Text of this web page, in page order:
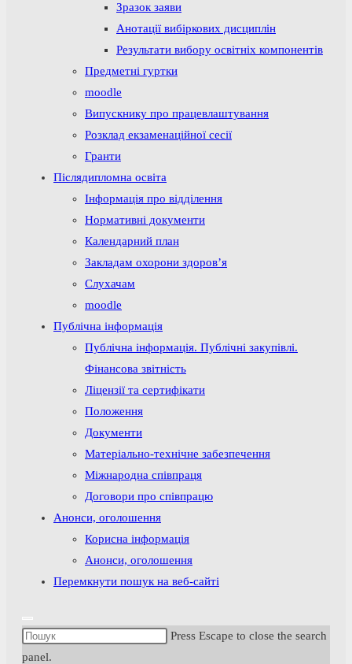
Зразок заяви
Анотації вибіркових дисциплін
Результати вибору освітніх компонентів
Предметні гуртки
moodle
Випускнику про працевлаштування
Розклад екзаменаційної сесії
Гранти
Післядипломна освіта
Інформація про відділення
Нормативні документи
Календарний план
Закладам охорони здоров’я
Слухачам
moodle
Публічна інформація
Публічна інформація. Публічні закупівлі.
Фінансова звітність
Ліцензії та сертифікати
Положення
Документи
Матеріально-технічне забезпечення
Міжнародна співпраця
Договори про співпрацю
Анонси, оголошення
Корисна інформація
Анонси, оголошення
Перемкнути пошук на веб-сайті
Press Escape to close the search
panel.